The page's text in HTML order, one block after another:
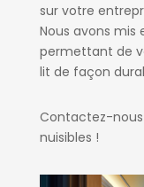
sur votre
Nous avons mis
permettant de
lit de façon
Contactez-
nuisibles !